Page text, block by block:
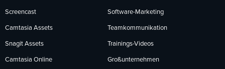
Screencast
Camtasia Assets
Snagit Assets
Camtasia Online
Software-Marketing
Teamkommunikation
Trainings-Videos
Großunternehmen